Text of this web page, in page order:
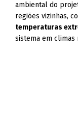
ambiental do
regiões vizinhas,
temperaturas
sistema em climas